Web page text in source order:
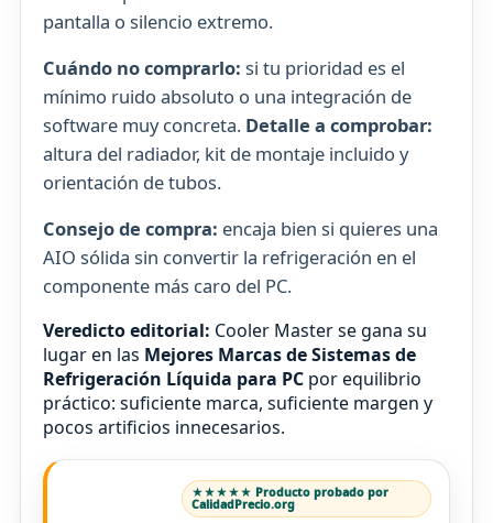
pantalla o silencio extremo.
Cuándo no comprarlo: si tu prioridad es el
mínimo ruido absoluto o una integración de
software muy concreta. Detalle a comprobar:
altura del radiador, kit de montaje incluido y
orientación de tubos.
Consejo de compra: encaja bien si quieres una
AIO sólida sin convertir la refrigeración en el
componente más caro del PC.
Veredicto editorial: Cooler Master se gana su
lugar en las Mejores Marcas de Sistemas de
Refrigeración Líquida para PC por equilibrio
práctico: suficiente marca, suficiente margen y
pocos artificios innecesarios.
★★★★★ Producto probado por
CalidadPrecio.org